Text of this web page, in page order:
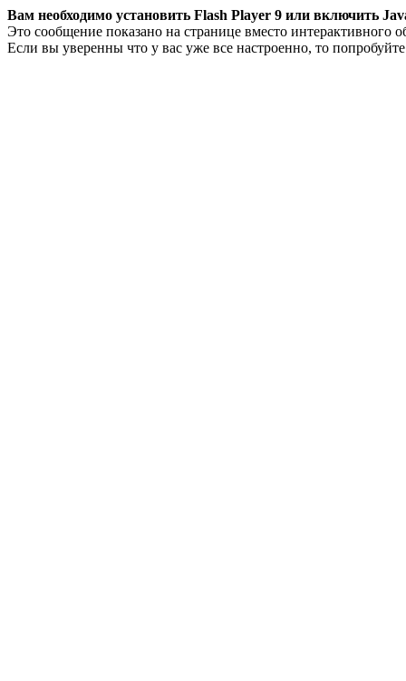
Вам необходимо установить Flash Player 9 или включить
Это сообщение показано на странице вместо интерактивного
Если вы уверенны что у вас уже все настроенно, то